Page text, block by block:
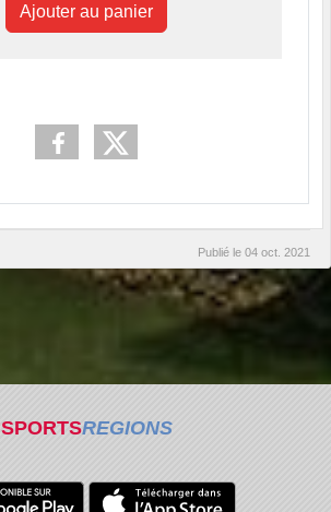
Ajouter au panier
Publié le 04 oct. 2021
SPORTSREGIONS